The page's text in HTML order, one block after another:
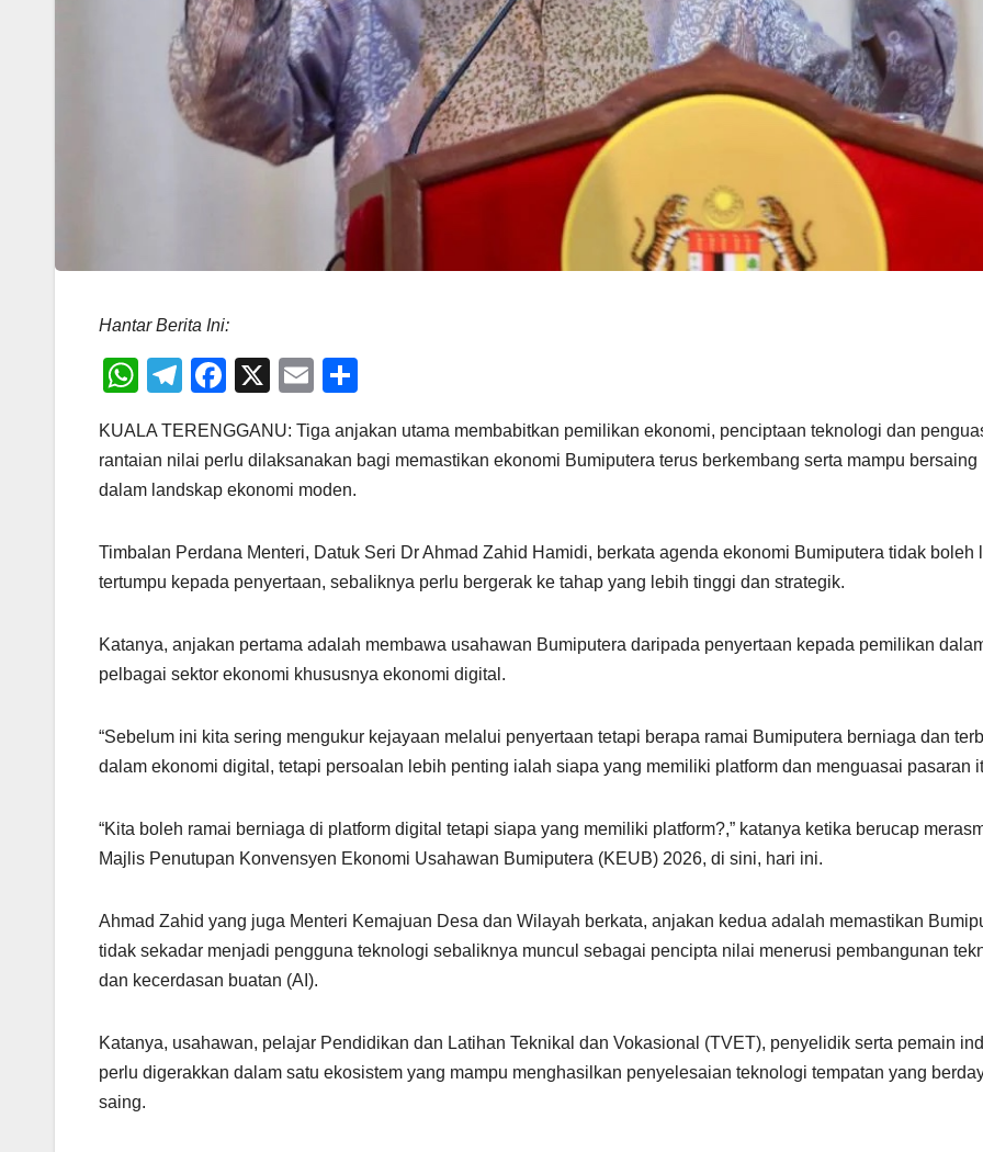
Hantar Berita Ini:
W
at
s
p
p
T
e
gr
m
F
c
e
o
o
X
E
ail ar
KUALA TERENGGANU: Tiga anjakan utama membabitkan pemilikan ekonomi, penciptaan teknologi dan
rantaian nilai perlu dilaksanakan bagi memastikan ekonomi Bumiputera terus berkembang serta mampu bersaing
dalam landskap ekonomi moden.
Timbalan Perdana Menteri, Datuk Seri Dr Ahmad Zahid Hamidi, berkata agenda ekonomi Bumiputera tidak boleh
tertumpu kepada penyertaan, sebaliknya perlu bergerak ke tahap yang lebih tinggi dan strategik.
Katanya, anjakan pertama adalah membawa usahawan Bumiputera daripada penyertaan kepada pemilikan
pelbagai sektor ekonomi khususnya ekonomi digital.
“Sebelum ini kita sering mengukur kejayaan melalui penyertaan tetapi berapa ramai Bumiputera berniaga dan
dalam ekonomi digital, tetapi persoalan lebih penting ialah siapa yang memiliki platform dan menguasai pasaran
“Kita boleh ramai berniaga di platform digital tetapi siapa yang memiliki platform?,” katanya ketika berucap
Majlis Penutupan Konvensyen Ekonomi Usahawan Bumiputera (KEUB) 2026, di sini, hari ini.
Ahmad Zahid yang juga Menteri Kemajuan Desa dan Wilayah berkata, anjakan kedua adalah memastikan
tidak sekadar menjadi pengguna teknologi sebaliknya muncul sebagai pencipta nilai menerusi pembangunan
dan kecerdasan buatan (AI).
Katanya, usahawan, pelajar Pendidikan dan Latihan Teknikal dan Vokasional (TVET), penyelidik serta pemain
perlu digerakkan dalam satu ekosistem yang mampu menghasilkan penyelesaian teknologi tempatan yang
saing.